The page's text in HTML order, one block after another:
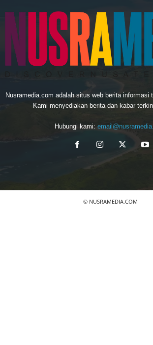
Nusramedia.com adalah situs web berita informasi
Kami menyediakan berita dan kabar
Hubungi kami:
© NUSRAMEDIA.COM